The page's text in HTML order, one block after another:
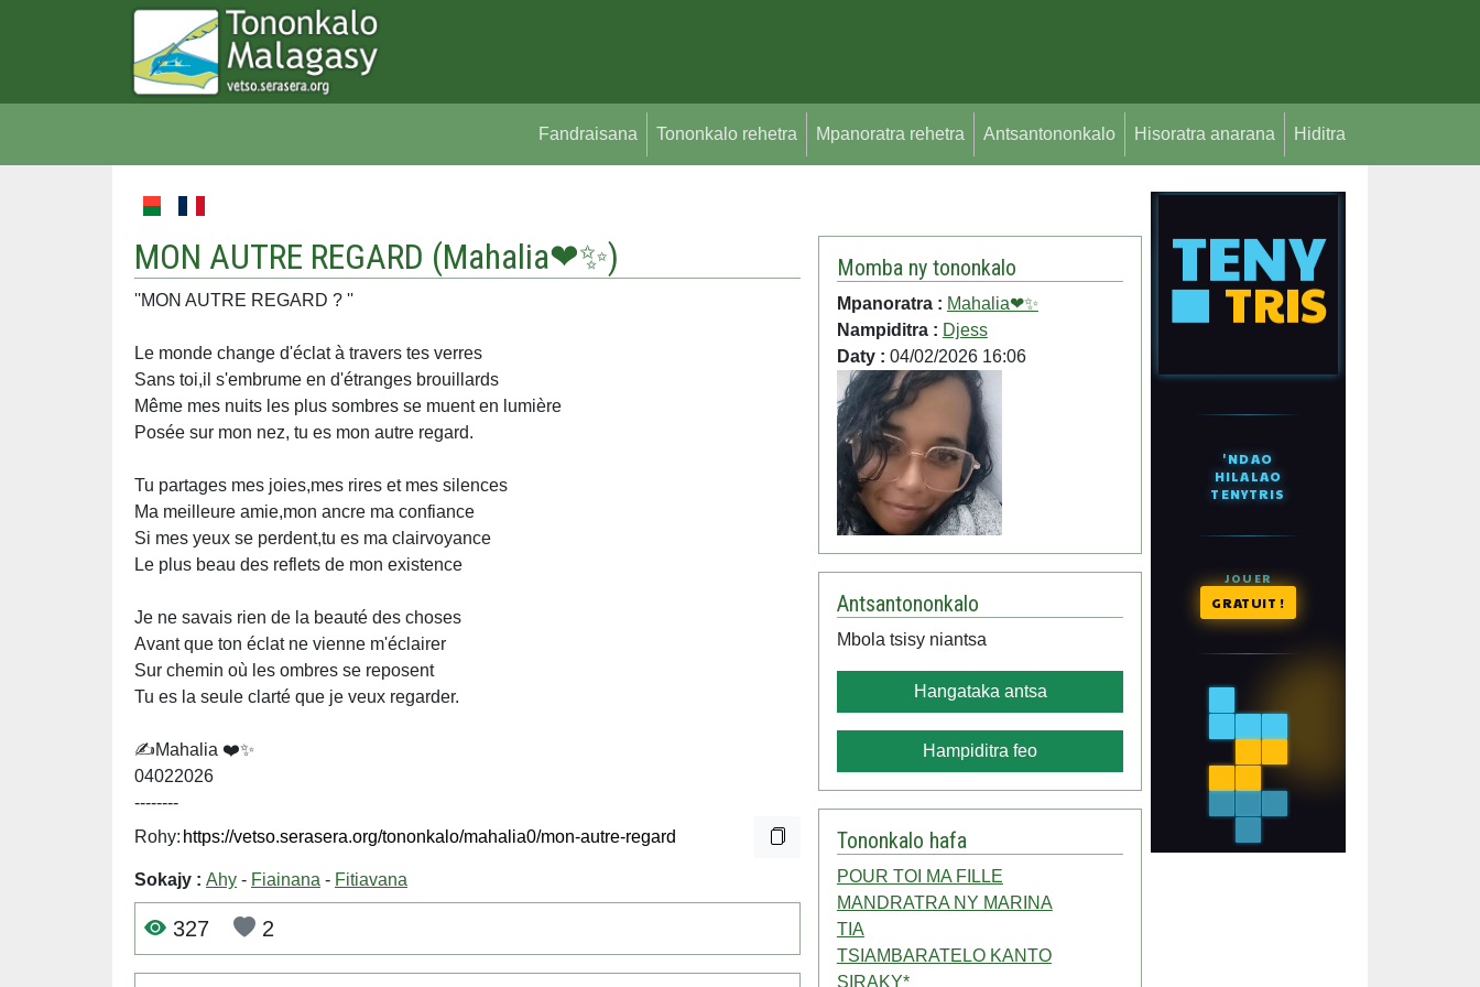
Fandraisana Tononkalo rehetra Mpanoratra rehetra Antsantononkalo Hisoratra anarana Hiditra
MON AUTRE REGARD (Mahalia❤✨)
''MON AUTRE REGARD ? ''
Le monde change d'éclat à travers tes verres
Sans toi,il s'embrume en d'étranges brouillards
Même mes nuits les plus sombres se muent en lumière
Posée sur mon nez, tu es mon autre regard.
Tu partages mes joies,mes rires et mes silences
Ma meilleure amie,mon ancre ma confiance
Si mes yeux se perdent,tu es ma clairvoyance
Le plus beau des reflets de mon existence
Je ne savais rien de la beauté des choses
Avant que ton éclat ne vienne m'éclairer
Sur chemin où les ombres se reposent
Tu es la seule clarté que je veux regarder.
✍️Mahalia ❤️✨
04022026
--------
Rohy:
Sokajy : Ahy - Fiainana - Fitiavana
327 2
Momba ny tononkalo
Mpanoratra : Mahalia❤✨
Nampiditra : Djess
Daty : 04/02/2026 16:06
Antsantononkalo
Mbola tsisy niantsa
Hangataka antsa
Hampiditra feo
Tononkalo hafa
POUR TOI MA FILLE
MANDRATRA NY MARINA
TIA
TSIAMBARATELO KANTO
SIRAKY*